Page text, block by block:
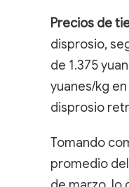
Precios de
disprosio,
de 1.375
yuanes/kg
disprosio
Tomando
promedio